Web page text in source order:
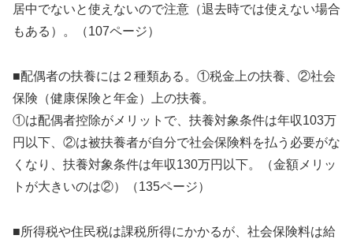
居中でないと使えないので注意（退去時では使えない場合
もある）。（107ページ）
■配偶者の扶養には２種類ある。①税金上の扶養、②社会
保険（健康保険と年金）上の扶養。
①は配偶者控除がメリットで、扶養対象条件は年収103万
円以下、②は被扶養者が自分で社会保険料を払う必要がな
くなり、扶養対象条件は年収130万円以下。（金額メリッ
トが大きいのは②）（135ページ）
■所得税や住民税は課税所得にかかるが、社会保険料は給